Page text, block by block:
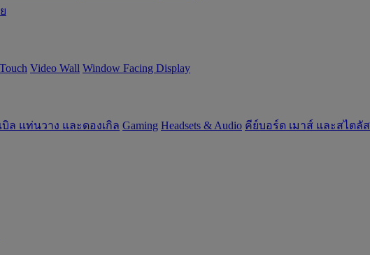
Video Wall Window Facing Display
บิล แท่นวาง และดองเกิล Gaming ‌Headsets & Audio คีย์บอร์ด เมาส์ และสไตลัส